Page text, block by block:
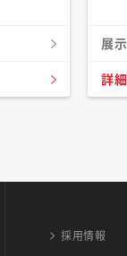
展
詳
採用情報